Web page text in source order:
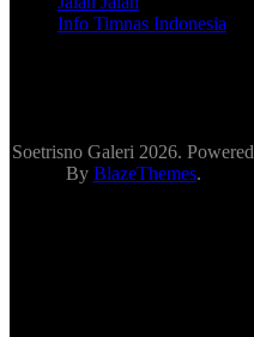
Info Timnas Indonesia
Soetrisno Galeri 2026. Powered
By BlazeThemes.